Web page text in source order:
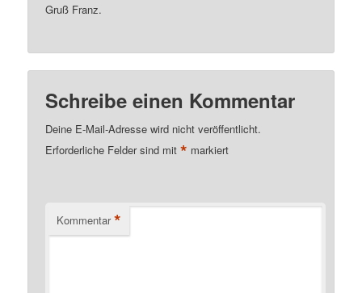
Gruß Franz.
Schreibe einen Kommentar
Deine E-Mail-Adresse wird nicht veröffentlicht.
Erforderliche Felder sind mit* markiert
Kommentar *